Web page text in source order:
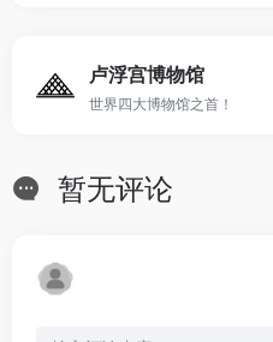
卢浮宫博物馆
世界四大博物馆之首！
暂无评论